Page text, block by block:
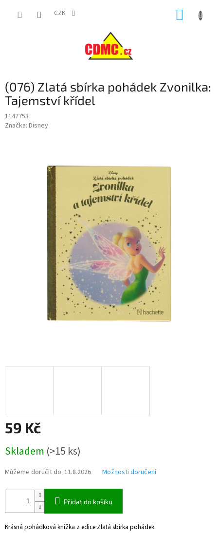
CZK
(076) Zlatá sbírka pohádek Zvonilka:
Tajemství křídel
1147753
Značka: Disney
59 Kč
cena:
Skladem (>15 ks)
Můžeme doručit do: 11.8.2026 Možnosti doručení
Přidat do košíku
Krásná pohádková knížka z edice Zlatá sbírka pohádek.